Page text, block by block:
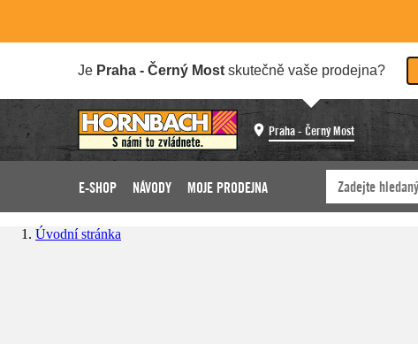
Je Praha - Černý Most skutečně vaše prodejna?
Praha - Černý Most
E-SHOP NÁVODY MOJE PRODEJNA
Úvodní stránka